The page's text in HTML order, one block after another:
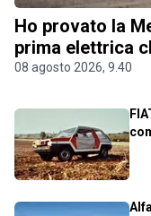
Ho provato la
prima elettrica
08 agosto 2026, 9.40